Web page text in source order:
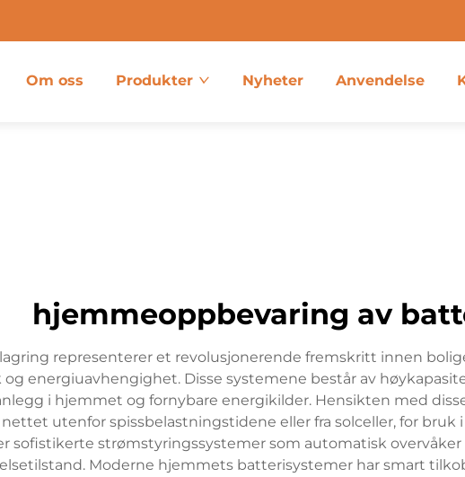
Om oss Produkter Nyheter Anvendelse
hjemmeoppbevaring av
representerer et revolusjonerende fremskritt innen
energiuavhengighet. Disse systemene består av
i hjemmet og fornybare energikilder. Hensikten med
utenfor spissbelastningstidene eller fra solceller, for
sofistikerte strømstyringssystemer som automatisk
Moderne hjemmets batterisystemer har smart